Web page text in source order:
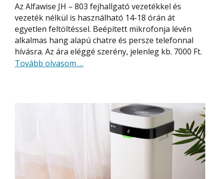
Az Alfawise JH – 803 fejhallgató vezetékkel és
vezeték nélkül is használható 14-18 órán át
egyetlen feltöltéssel. Beépített mikrofonja lévén
alkalmas hang alapú chatre és persze telefonnal
hívásra. Az ára eléggé szerény, jelenleg kb. 7000 Ft.
Tovább olvasom about
fejhallgató
óra
…